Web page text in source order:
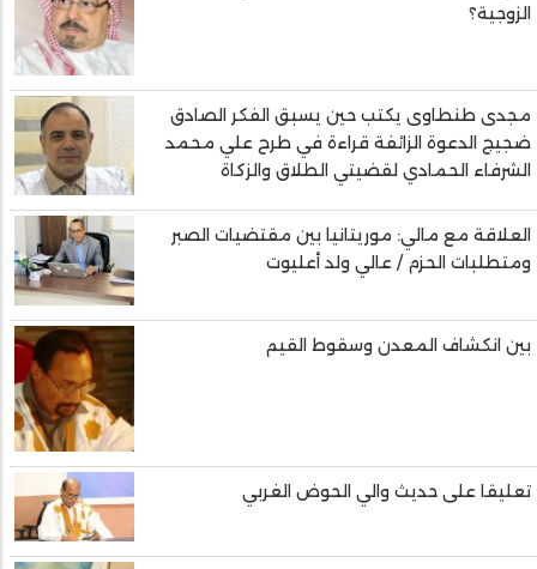
الزوجية؟
مجدى طنطاوى يكتب حين يسبق الفكر الصادق
ضجيج الدعوة الزائفة قراءة في طرح علي محمد
الشرفاء الحمادي لقضيتي الطلاق والزكاة
العلاقة مع مالي: موريتانيا بين مقتضيات الصبر
ومتطلبات الحزم / عالي ولد أعليوت
بين انكشاف المعدن وسقوط القيم
تعليقا على حديث والي الحوض الغربي